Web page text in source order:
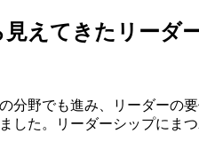
えてきたリーダ
分野でも進み、リーダー
した。リーダーシップにま